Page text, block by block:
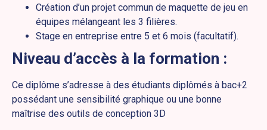
Création d’un projet commun de maquette de jeu en
équipes mélangeant les 3 filières.
Stage en entreprise entre 5 et 6 mois (facultatif).
Niveau d’accès à la formation :
Ce diplôme s’adresse à des étudiants diplômés à bac+2
possédant une sensibilité graphique ou une bonne
maîtrise des outils de conception 3D